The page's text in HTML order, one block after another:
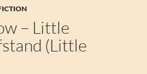
– Little
(Little